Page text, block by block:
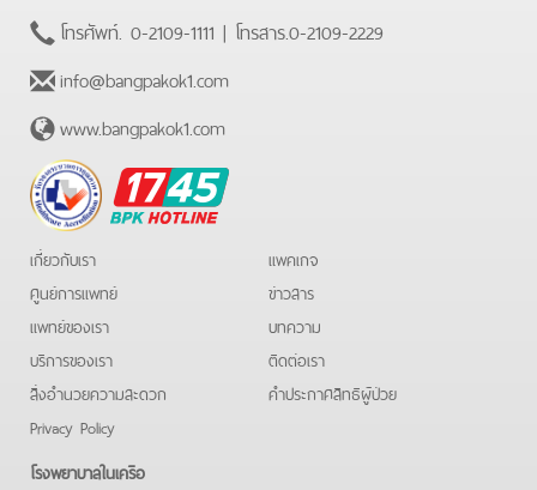
โทรศัพท์. 0-2109-1111 | โทรสาร.0-2109-2229
info@bangpakok1.com
www.bangpakok1.com
BPK
Hotline
เกี่ยวกับเรา
ศูนย์การแพทย์
แพทย์ของเรา
บริการของเรา
สิ่งอำนวยความสะดวก
Privacy Policy
แพคเกจ
ข่าวสาร
บทความ
ติดต่อเรา
คําประกาศสิทธิผู้ป่วย
โรงพยาบาลในเครือ